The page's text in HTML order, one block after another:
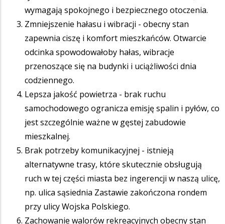
wymagają spokojnego i bezpiecznego otoczenia.
Zmniejszenie hałasu i wibracji - obecny stan
zapewnia ciszę i komfort mieszkańców. Otwarcie
odcinka spowodowałoby hałas, wibracje
przenoszące się na budynki i uciążliwości dnia
codziennego.
Lepsza jakość powietrza - brak ruchu
samochodowego ogranicza emisję spalin i pyłów, co
jest szczególnie ważne w gęstej zabudowie
mieszkalnej.
Brak potrzeby komunikacyjnej - istnieją
alternatywne trasy, które skutecznie obsługują
ruch w tej części miasta bez ingerencji w naszą ulicę,
np. ulica sąsiednia Zastawie zakończona rondem
przy ulicy Wojska Polskiego.
Zachowanie walorów rekreacyjnych obecny stan